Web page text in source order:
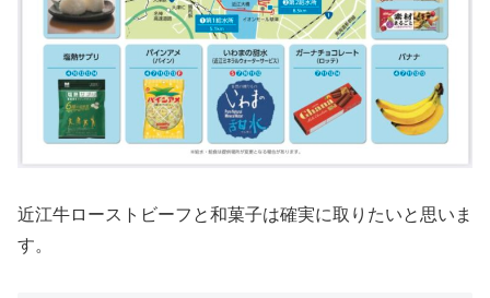
近江牛ローストビーフと和菓子は確実に取りたいと思いま
す。